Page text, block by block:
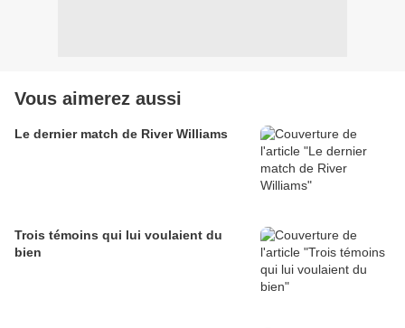
Vous aimerez aussi
Le dernier match de River Williams
Trois témoins qui lui voulaient du
bien